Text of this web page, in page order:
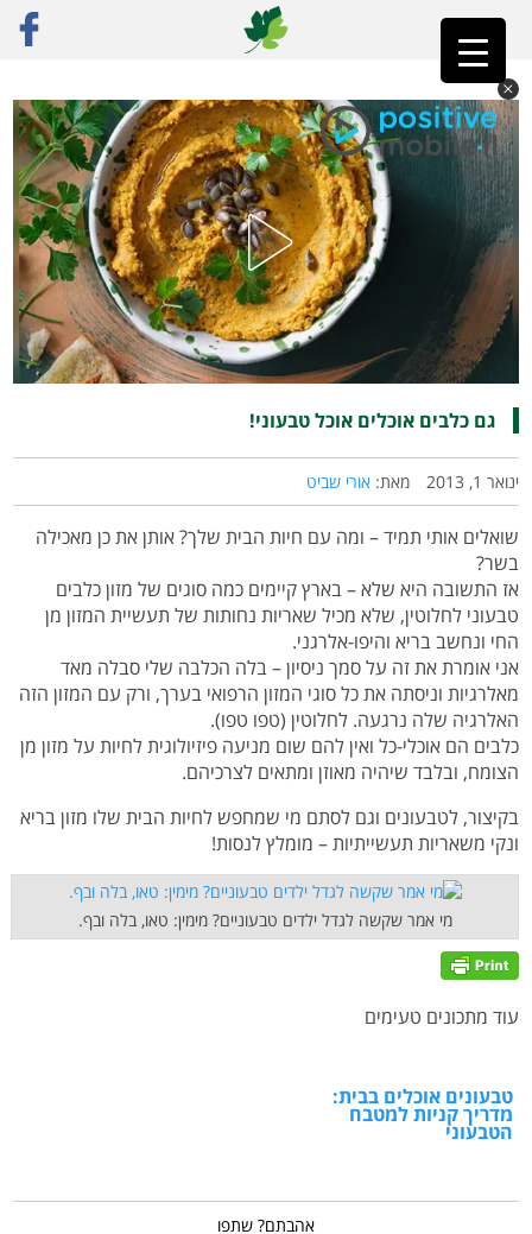
ראשי»המזווה הטבעוני גם כלבים אוכלים אוכל טבעוני!
גם כלבים אוכלים אוכל טבעוני!
ינואר 1, 2013 מאת: אורי שביט
שואלים אותי תמיד – ומה עם חיות הבית שלך? אותן את כן מאכילה
בשר?
אז התשובה היא שלא – בארץ קיימים כמה סוגים של מזון כלבים
טבעוני לחלוטין, שלא מכיל שאריות נחותות של תעשיית המזון מן
החי ונחשב בריא והיפו-אלרגני.
אני אומרת את זה על סמך ניסיון – בלה הכלבה שלי סבלה מאד
מאלרגיות וניסתה את כל סוגי המזון הרפואי בערך, ורק עם המזון הזה
האלרגיה שלה נרגעה. לחלוטין (טפו טפו).
כלבים הם אוכלי-כל ואין להם שום מניעה פיזיולוגית לחיות על מזון מן
הצומח, ובלבד שיהיה מאוזן ומתאים לצרכיהם.
בקיצור, לטבעונים וגם לסתם מי שמחפש לחיות הבית שלו מזון בריא
ונקי משאריות תעשייתיות – מומלץ לנסות!
מי אמר שקשה לגדל ילדים טבעוניים? מימין: טאו, בלה ובף.
עוד מתכונים טעימים
טבעונים אוכלים בבית:
מדריך קניות למטבח
הטבעוני
אהבתם? שתפו